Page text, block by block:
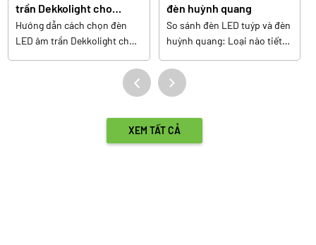
trần Dekkolight cho
phòng khách
Hướng dẫn cách chọn đèn
LED âm trần Dekkolight cho
màu ánh sáng, kiểu dáng, bố
trí và lắp đặt để không gian
đèn huỳnh quang
So sánh đèn LED tuýp và đèn
huỳnh quang: Loại nào tiết
XEM TẤT CẢ